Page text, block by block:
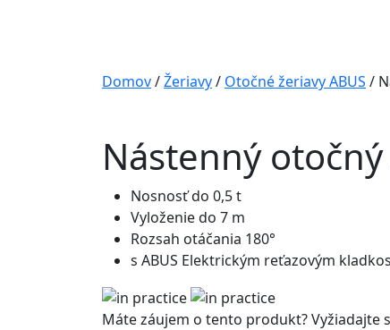
Domov/Žeriavy/ Otočné žeriavy ABUS /
Nástenný otočný
Nosnosť do 0,5 t
Vyloženie do 7 m
Rozsah otáčania 180°
s ABUS Elektrickým reťazovým
Máte záujem o tento produkt? Vyžiadajte